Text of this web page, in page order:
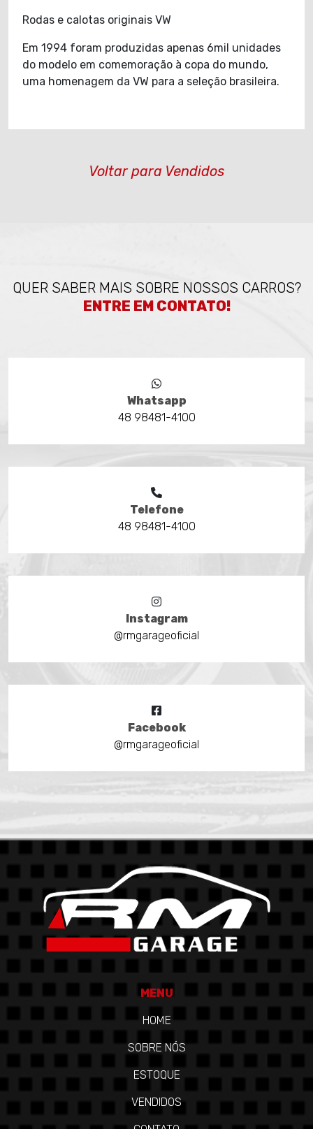
Rodas e calotas originais VW
Em 1994 foram produzidas apenas 6mil unidades
do modelo em comemoração à copa do mundo,
uma homenagem da VW para a seleção brasileira.
Voltar para Vendidos
QUER SABER MAIS SOBRE NOSSOS CARROS?
ENTRE EM CONTATO!
Whatsapp
48 98481-4100
Telefone
48 98481-4100
Instagram
@rmgarageoficial
Facebook
@rmgarageoficial
MENU
HOME
SOBRE NÓS
ESTOQUE
VENDIDOS